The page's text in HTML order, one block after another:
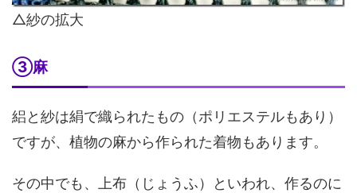
△紗の拡大
③麻
絽と紗は絹で織られたもの（ポリエステルもあり）
ですが、植物の麻から作られた着物もあります。
その中でも、上布（じょうふ）といわれ、作るのに